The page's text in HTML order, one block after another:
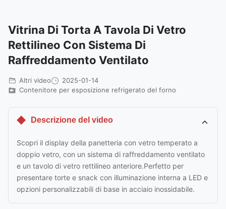
Vitrina Di Torta A Tavola Di Vetro
Rettilineo Con Sistema Di
Raffreddamento Ventilato
Altri video
2025-01-14
Contenitore per esposizione refrigerato del forno
Descrizione del video
Scopri il display della panetteria con vetro temperato a
doppio vetro, con un sistema di raffreddamento ventilato
e un tavolo di vetro rettilineo anteriore.Perfetto per
presentare torte e snack con illuminazione interna a LED e
opzioni personalizzabili di base in acciaio inossidabile.